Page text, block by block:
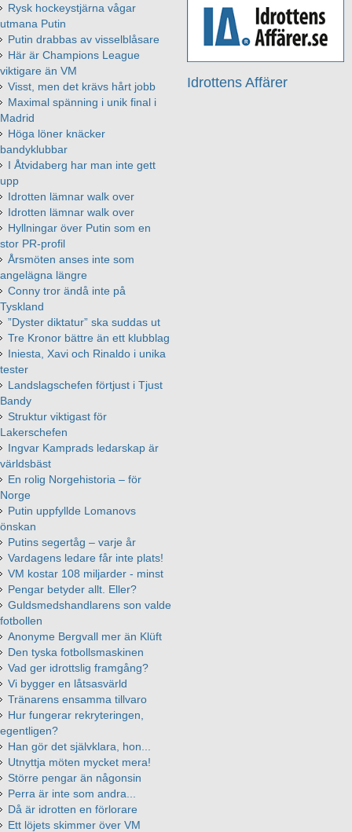
Idrottens Affärer
Rysk hockeystjärna vågar
utmana Putin
Putin drabbas av visselblåsare
Här är Champions League
viktigare än VM
Visst, men det krävs hårt jobb
Maximal spänning i unik final i
Madrid
Höga löner knäcker
bandyklubbar
I Åtvidaberg har man inte gett
upp
Idrotten lämnar walk over
Idrotten lämnar walk over
Hyllningar över Putin som en
stor PR-profil
Årsmöten anses inte som
angelägna längre
Conny tror ändå inte på
Tyskland
”Dyster diktatur” ska suddas ut
Tre Kronor bättre än ett klubblag
Iniesta, Xavi och Rinaldo i unika
tester
Landslagschefen förtjust i Tjust
Bandy
Struktur viktigast för
Lakerschefen
Ingvar Kamprads ledarskap är
världsbäst
En rolig Norgehistoria – för
Norge
Putin uppfyllde Lomanovs
önskan
Putins segertåg – varje år
Vardagens ledare får inte plats!
VM kostar 108 miljarder - minst
Pengar betyder allt. Eller?
Guldsmedshandlarens son valde
fotbollen
Anonyme Bergvall mer än Klüft
Den tyska fotbollsmaskinen
Vad ger idrottslig framgång?
Vi bygger en låtsasvärld
Tränarens ensamma tillvaro
Hur fungerar rekryteringen,
egentligen?
Han gör det självklara, hon...
Utnyttja möten mycket mera!
Större pengar än någonsin
Perra är inte som andra...
Då är idrotten en förlorare
Ett löjets skimmer över VM